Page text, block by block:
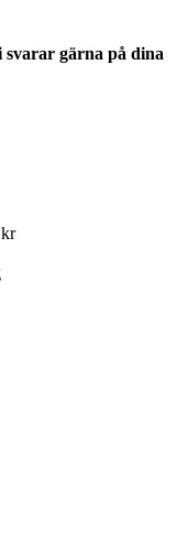
svarar gärna på dina